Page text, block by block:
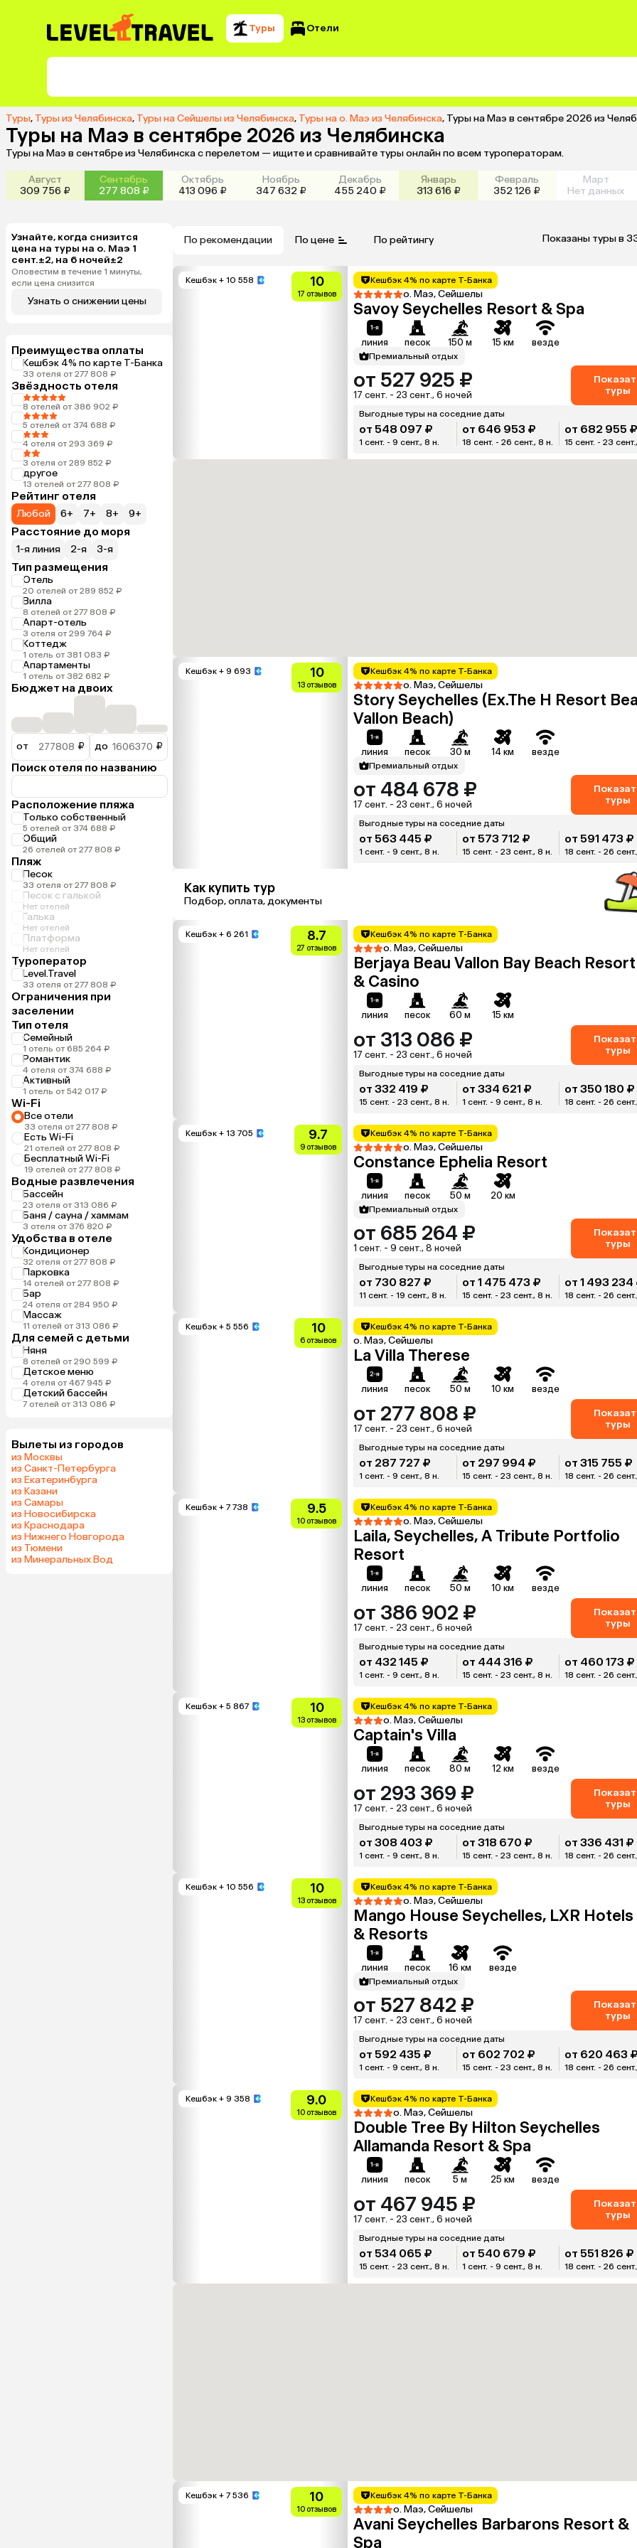
Туры Отели
Туры, Туры из Челябинска, Туры на Сейшелы из Челябинска, Туры на о. Маэ из Челябинска, Туры на Маэ в сентябре 2026 из
Туры на Маэ в сентябре 2026 из Челябинска
Туры на Маэ в сентябре из Челябинска с перелетом — ищите и сравнивайте туры онлайн по всем туроператорам.
Август
309 756 ₽
Сентябрь
277 808 ₽
Октябрь
413 096 ₽
Ноябрь
347 632 ₽
Декабрь
455 240 ₽
Январь
313 616 ₽
Февраль
352 126 ₽
Март
Нет данных
Узнайте, когда снизится
цена на туры на о. Маэ 1
сент.±2, на 6 ночей±2
Оповестим в течение 1 минуты,
если цена снизится
Узнать о снижении цены
Преимущества оплаты
Кешбэк 4% по карте Т-Банка
33 отеля от 277 808 ₽
Звёздность отеля
8 отелей от 386 902 ₽
5 отелей от 374 688 ₽
4 отеля от 293 369 ₽
3 отеля от 289 852 ₽
другое
13 отелей от 277 808 ₽
Рейтинг отеля
Любой 6+ 7+ 8+ 9+
Расстояние до моря
1-я линия 2-я 3-я
Тип размещения
Отель
20 отелей от 289 852 ₽
Вилла
8 отелей от 277 808 ₽
Апарт-отель
3 отеля от 299 764 ₽
Коттедж
1 отель от 381 083 ₽
Апартаменты
1 отель от 382 682 ₽
Бюджет на двоих
от ₽ до ₽
Поиск отеля по названию
Расположение пляжа
Только собственный
5 отелей от 374 688 ₽
Общий
26 отелей от 277 808 ₽
Пляж
Песок
33 отеля от 277 808 ₽
Песок с галькой
Нет отелей
Галька
Нет отелей
Платформа
Нет отелей
Туроператор
Level.Travel
33 отеля от 277 808 ₽
Ограничения при
заселении
Тип отеля
Семейный
1 отель от 685 264 ₽
Романтик
4 отеля от 374 688 ₽
Активный
1 отель от 542 017 ₽
Wi-Fi
Все отели
33 отеля от 277 808 ₽
Есть Wi-Fi
21 отелей от 277 808 ₽
Бесплатный Wi-Fi
19 отелей от 277 808 ₽
Водные развлечения
Бассейн
23 отеля от 313 086 ₽
Баня / сауна / хаммам
3 отеля от 376 820 ₽
Удобства в отеле
Кондиционер
32 отеля от 277 808 ₽
Парковка
14 отелей от 277 808 ₽
Бар
24 отеля от 284 950 ₽
Массаж
11 отелей от 313 086 ₽
Для семей с детьми
Няня
8 отелей от 290 599 ₽
Детское меню
4 отеля от 467 945 ₽
Детский бассейн
7 отелей от 313 086 ₽
Вылеты из городов
из Москвы
из Санкт-Петербурга
из Екатеринбурга
из Казани
из Самары
из Новосибирска
из Краснодара
из Нижнего Новгорода
из Тюмени
из Минеральных Вод
По рекомендации По цене По рейтингу Показаны туры в
Кешбэк + 10 558 10
17 отзывов
Кешбэк 4% по карте Т-Банка
о. Маэ, Сейшелы
Savoy Seychelles Resort & Spa
линия песок 150 м 15 км везде
Премиальный отдых
от 527 925 ₽
17 сент. - 23 сент., 6 ночей
туры
Выгодные туры на соседние даты
от 548 097 ₽
1 сент. - 9 сент., 8 н.
от 646 953 ₽
18 сент. - 26 сент., 8 н.
от 682 955 ₽
15 сент. - 23
Кешбэк + 9 693 10
13 отзывов
Кешбэк 4% по карте Т-Банка
о. Маэ, Сейшелы
Story Seychelles (Ex.The H Resort
Vallon Beach)
линия песок 30 м 14 км везде
Премиальный отдых
от 484 678 ₽
17 сент. - 23 сент., 6 ночей
туры
Выгодные туры на соседние даты
от 563 445 ₽
1 сент. - 9 сент., 8 н.
от 573 712 ₽
15 сент. - 23 сент., 8 н.
от 591 473 ₽
18 сент. - 26
Как купить тур
Подбор, оплата, документы
Кешбэк + 6 261 8.7
27 отзывов
Кешбэк 4% по карте Т-Банка
о. Маэ, Сейшелы
Berjaya Beau Vallon Bay Beach Resort
& Casino
линия песок 60 м 15 км
от 313 086 ₽
17 сент. - 23 сент., 6 ночей
туры
Выгодные туры на соседние даты
от 332 419 ₽
15 сент. - 23 сент., 8 н.
от 334 621 ₽
1 сент. - 9 сент., 8 н.
от 350 180 ₽
18 сент. - 26
Кешбэк + 13 705 9.7
9 отзывов
Кешбэк 4% по карте Т-Банка
о. Маэ, Сейшелы
Constance Ephelia Resort
линия песок 50 м 20 км
Премиальный отдых
от 685 264 ₽
1 сент. - 9 сент., 8 ночей
туры
Выгодные туры на соседние даты
от 730 827 ₽
11 сент. - 19 сент., 8 н.
от 1 475 473 ₽
15 сент. - 23 сент., 8 н.
от 1 493 234
18 сент. - 26
Кешбэк + 5 556 10
6 отзывов
Кешбэк 4% по карте Т-Банка
о. Маэ, Сейшелы
La Villa Therese
линия песок 50 м 10 км везде
от 277 808 ₽
17 сент. - 23 сент., 6 ночей
туры
Выгодные туры на соседние даты
от 287 727 ₽
1 сент. - 9 сент., 8 н.
от 297 994 ₽
15 сент. - 23 сент., 8 н.
от 315 755 ₽
18 сент. - 26
Кешбэк + 7 738 9.5
10 отзывов
Кешбэк 4% по карте Т-Банка
о. Маэ, Сейшелы
Laila, Seychelles, A Tribute Portfolio
Resort
линия песок 50 м 10 км везде
от 386 902 ₽
17 сент. - 23 сент., 6 ночей
туры
Выгодные туры на соседние даты
от 432 145 ₽
1 сент. - 9 сент., 8 н.
от 444 316 ₽
15 сент. - 23 сент., 8 н.
от 460 173 ₽
18 сент. - 26
Кешбэк + 5 867 10
13 отзывов
Кешбэк 4% по карте Т-Банка
о. Маэ, Сейшелы
Captain's Villa
линия песок 80 м 12 км везде
от 293 369 ₽
17 сент. - 23 сент., 6 ночей
туры
Выгодные туры на соседние даты
от 308 403 ₽
1 сент. - 9 сент., 8 н.
от 318 670 ₽
15 сент. - 23 сент., 8 н.
от 336 431 ₽
18 сент. - 26
Кешбэк + 10 556 10
13 отзывов
Кешбэк 4% по карте Т-Банка
о. Маэ, Сейшелы
Mango House Seychelles, LXR Hotels
& Resorts
линия песок 16 км везде
Премиальный отдых
от 527 842 ₽
17 сент. - 23 сент., 6 ночей
туры
Выгодные туры на соседние даты
от 592 435 ₽
1 сент. - 9 сент., 8 н.
от 602 702 ₽
15 сент. - 23 сент., 8 н.
от 620 463 ₽
18 сент. - 26
Кешбэк + 9 358 9.0
10 отзывов
Кешбэк 4% по карте Т-Банка
о. Маэ, Сейшелы
Double Tree By Hilton Seychelles
Allamanda Resort & Spa
линия песок 5 м 25 км везде
от 467 945 ₽
17 сент. - 23 сент., 6 ночей
туры
Выгодные туры на соседние даты
от 534 065 ₽
15 сент. - 23 сент., 8 н.
от 540 679 ₽
1 сент. - 9 сент., 8 н.
от 551 826 ₽
18 сент. - 26
Кешбэк + 7 536 10
10 отзывов
Кешбэк 4% по карте Т-Банка
о. Маэ, Сейшелы
Avani Seychelles Barbarons Resort &
Spa